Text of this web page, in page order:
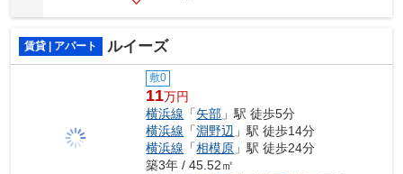
賃貸 | アパート ルイーズ
敷0
11万円
横浜線 「矢部 」駅 徒歩5分
横浜線 「淵野辺 」駅 徒歩14分
横浜線 「相模原 」駅 徒歩24分
築3年 / 45.52㎡